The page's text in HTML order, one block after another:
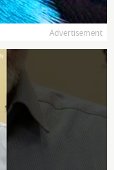
Advertisement